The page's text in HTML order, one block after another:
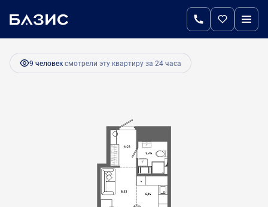
Студия21.8 м 3 951 000 руб.
Ипотекаот 16 582 руб.
9 человексмотрели эту квартиру за 24 часа